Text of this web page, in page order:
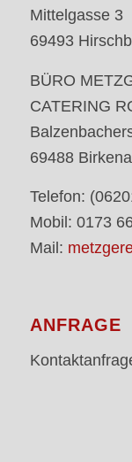
Mittelgasse 3
69493
BÜRO
CATERING
69488
Telefon:
Mobil: 0173
Mail:
ANFRAGE